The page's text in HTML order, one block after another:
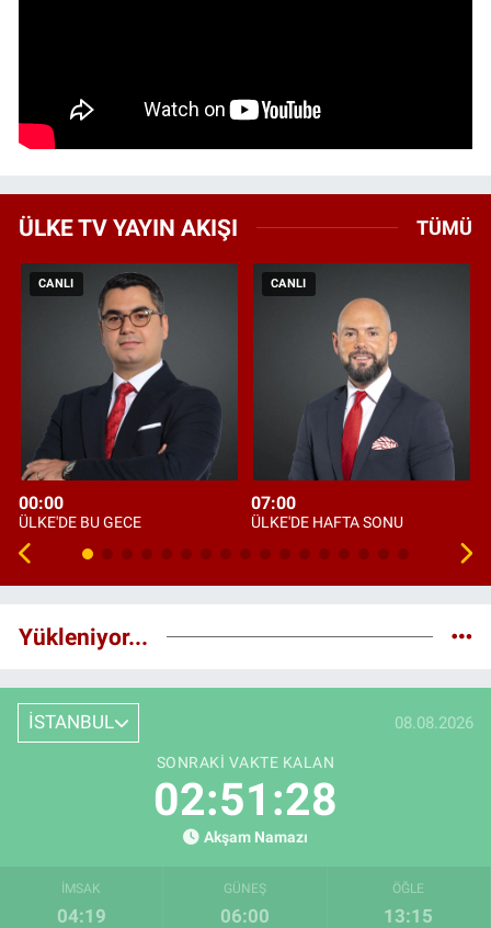
ÜLKE TV YAYIN AKIŞI TÜMÜ
CANLI
00:00
ÜLKE'DE BU GECE
CANLI
07:00
ÜLKE'DE HAFTA SONU
Yükleniyor...
İSTANBUL 08.08.2026
SONRAKI VAKTE KALAN
02:51:27
Akşam Namazı
İMSAK
04:19
GÜNEŞ
06:00
ÖĞLE
13:15